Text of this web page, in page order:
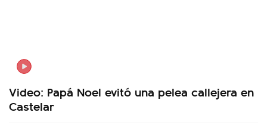
Video: Papá Noel evitó una pelea callejera en
Castelar